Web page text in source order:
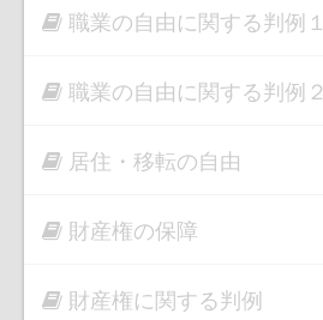
職業の自由に関する判例１
職業の自由に関する判例２
居住・移転の自由
財産権の保障
財産権に関する判例